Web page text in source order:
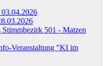
03.04.2026
501 - Matzen
Veranstaltung "KI im